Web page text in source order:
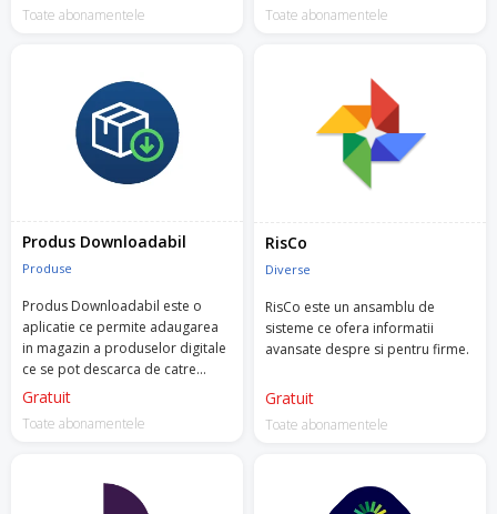
Toate abonamentele Toate abonamentele
Produs Downloadabil
Produse
Produs Downloadabil este o
aplicatie ce permite adaugarea
in magazin a produselor digitale
ce se pot descarca de catre
clienti, din contul lor, dupa ce
Gratuit
Toate abonamentele
RisCo
Diverse
RisCo este un ansamblu de
sisteme ce ofera informatii
avansate despre si pentru firme.
Gratuit
Toate abonamentele